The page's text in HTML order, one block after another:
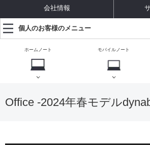
会社情報
個人のお客様のメニュー
ホームノート モバイルノート
Office -2024年春モデル